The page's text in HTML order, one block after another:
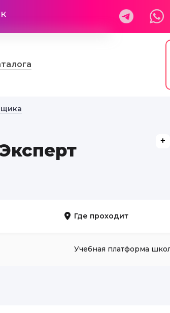
Где проходит
Учебная платформа